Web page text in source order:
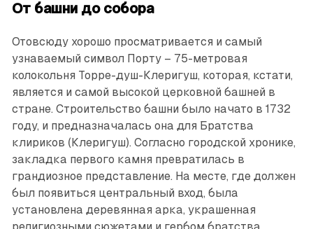
От башни до собора
Отовсюду хорошо просмат­ривается и самый
узнаваемый символ Порту – 75-метровая
колокольня Торре-душ-Клеригуш, которая, кстати,
является и самой высокой церковной башней в
стране. Строительство башни было начато в 1732
году, и предназначалась она для Братства
клириков (Клеригуш). Согласно городской хронике,
закладка первого камня превратилась в
грандиозное представление. На месте, где должен
был появиться центральный вход, была
установлена деревянная арка, украшенная